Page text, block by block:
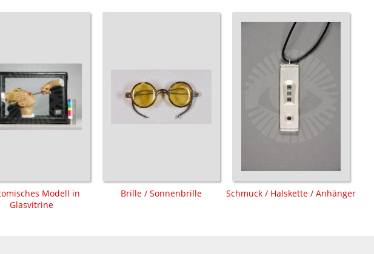
Modell in
Glasvitrine
Brille / Sonnenbrille Schmuck / Halskette / Anhänger